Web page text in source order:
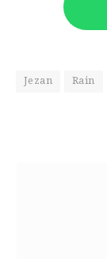
Jezan Rain